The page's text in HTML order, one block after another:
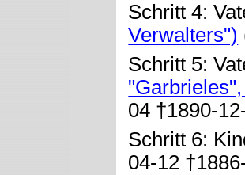
Schritt 4:
Verwalters")
Schritt 5:
04 †1890-
Schritt 6:
04-12